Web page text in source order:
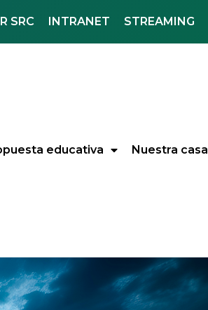
SRC INTRANET STREAMING
educativa Nuestra casa